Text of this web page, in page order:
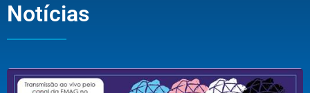
Notícias